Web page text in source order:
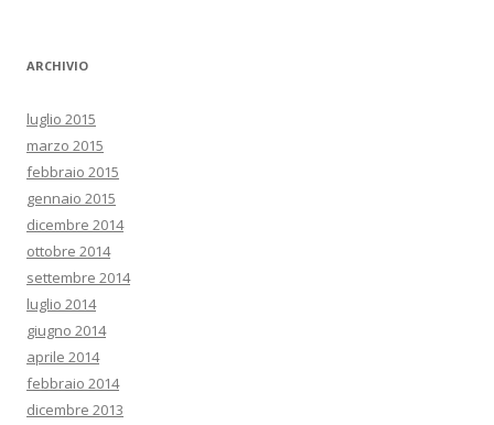
ARCHIVIO
luglio 2015
marzo 2015
febbraio 2015
gennaio 2015
dicembre 2014
ottobre 2014
settembre 2014
luglio 2014
giugno 2014
aprile 2014
febbraio 2014
dicembre 2013